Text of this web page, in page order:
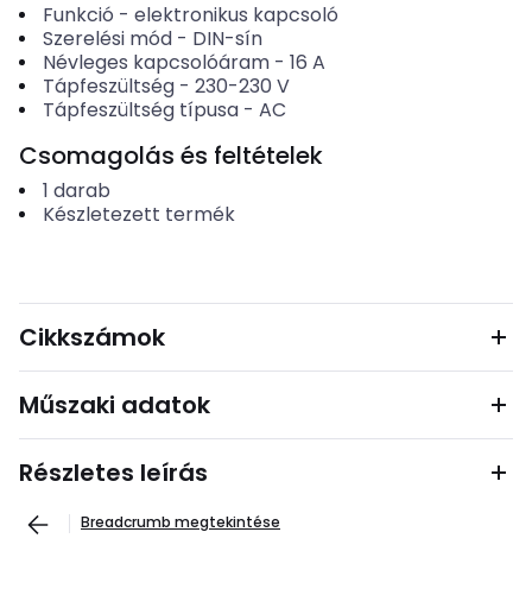
Funkció - elektronikus kapcsoló
Szerelési mód- DIN-sín
Névleges kapcsolóáram- 16 A
Tápfeszültség- 230-230 V
Tápfeszültség típusa- AC
Csomagolás és feltételek
1 darab
Készletezett termék
Cikkszámok
Műszaki adatok
Részletes leírás
Breadcrumb megtekintése